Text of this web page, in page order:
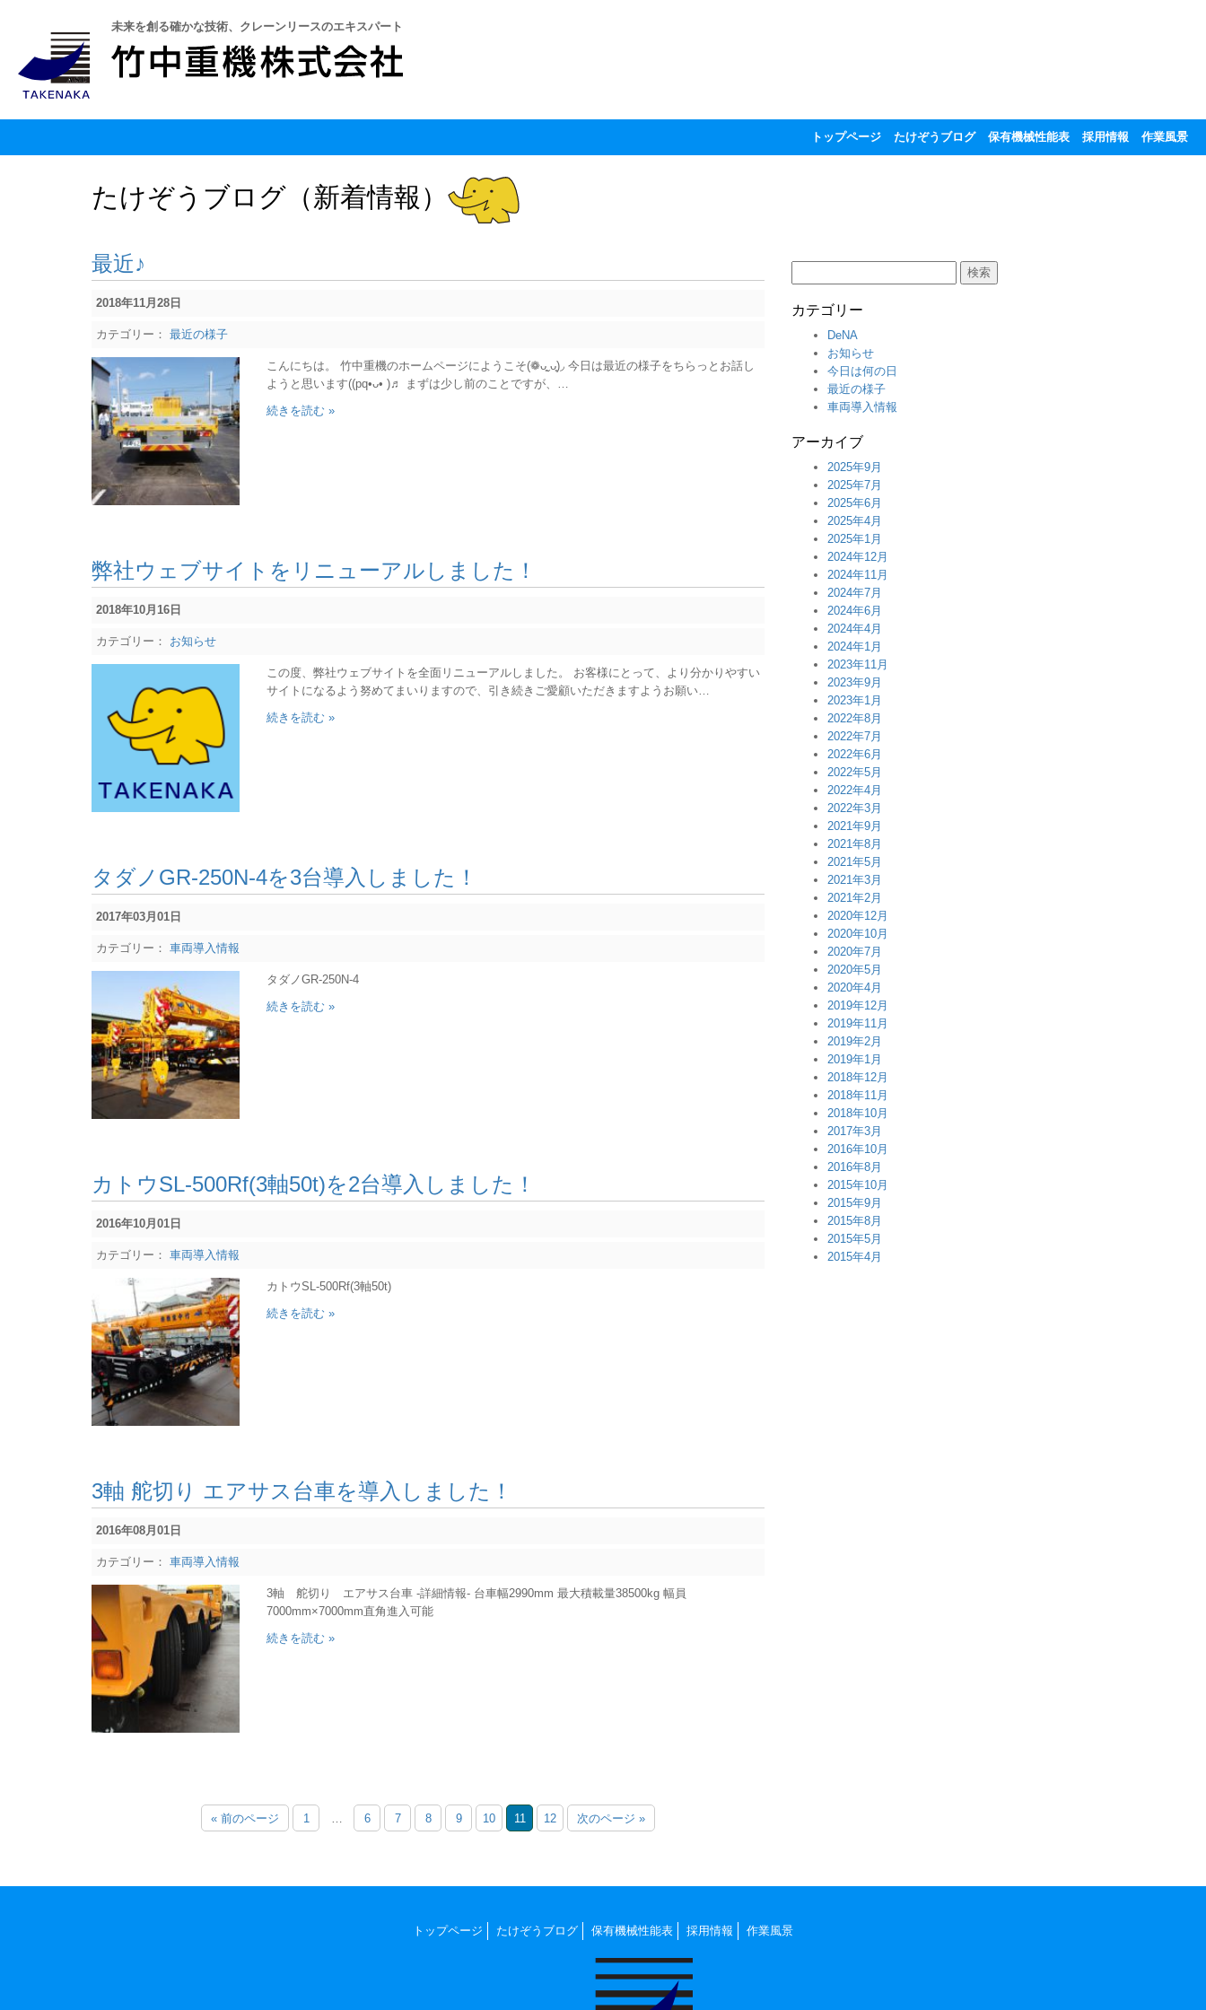
未来を創る確かな技術、クレーンリースのエキスパート
トップページ たけぞうブログ 保有機械性能表 採用情報 作業風景
たけぞうブログ （新着情報）
最近♪
2018年11月28日
カテゴリー： 最近の様子
こんにちは。 竹中重機のホームページにようこそ(❁ᴗ͈ˬᴗ͈)◞ 今日は最近の様子をちらっとお話し
ようと思います((pq•ᴗ• )♬ まずは少し前のことですが、…
続きを読む »
弊社ウェブサイトをリニューアルしました！
2018年10月16日
カテゴリー： お知らせ
この度、弊社ウェブサイトを全面リニューアルしました。 お客様にとって、より分かりやすい
サイトになるよう努めてまいりますので、引き続きご愛顧いただきますようお願い…
続きを読む »
タダノGR-250N-4を3台導入しました！
2017年03月01日
カテゴリー： 車両導入情報
タダノGR-250N-4
続きを読む »
カトウSL-500Rf(3軸50t)を2台導入しました！
2016年10月01日
カテゴリー： 車両導入情報
カトウSL-500Rf(3軸50t)
続きを読む »
3軸 舵切り エアサス台車を導入しました！
2016年08月01日
カテゴリー： 車両導入情報
3軸 舵切り エアサス台車 -詳細情報- 台車幅2990mm 最大積載量38500kg 幅員
7000mm×7000mm直角進入可能
続きを読む »
« 前のページ 1 6 7 8 9 10 11 12 次のページ »
索:
カテゴリー
DeNA
お知らせ
今日は何の日
最近の様子
車両導入情報
アーカイブ
2025年9月
2025年7月
2025年6月
2025年4月
2025年1月
2024年12月
2024年11月
2024年7月
2024年6月
2024年4月
2024年1月
2023年11月
2023年9月
2023年1月
2022年8月
2022年7月
2022年6月
2022年5月
2022年4月
2022年3月
2021年9月
2021年8月
2021年5月
2021年3月
2021年2月
2020年12月
2020年10月
2020年7月
2020年5月
2020年4月
2019年12月
2019年11月
2019年2月
2019年1月
2018年12月
2018年11月
2018年10月
2017年3月
2016年10月
2016年8月
2015年10月
2015年9月
2015年8月
2015年5月
2015年4月
トップページ たけぞうブログ 保有機械性能表 採用情報 作業風景